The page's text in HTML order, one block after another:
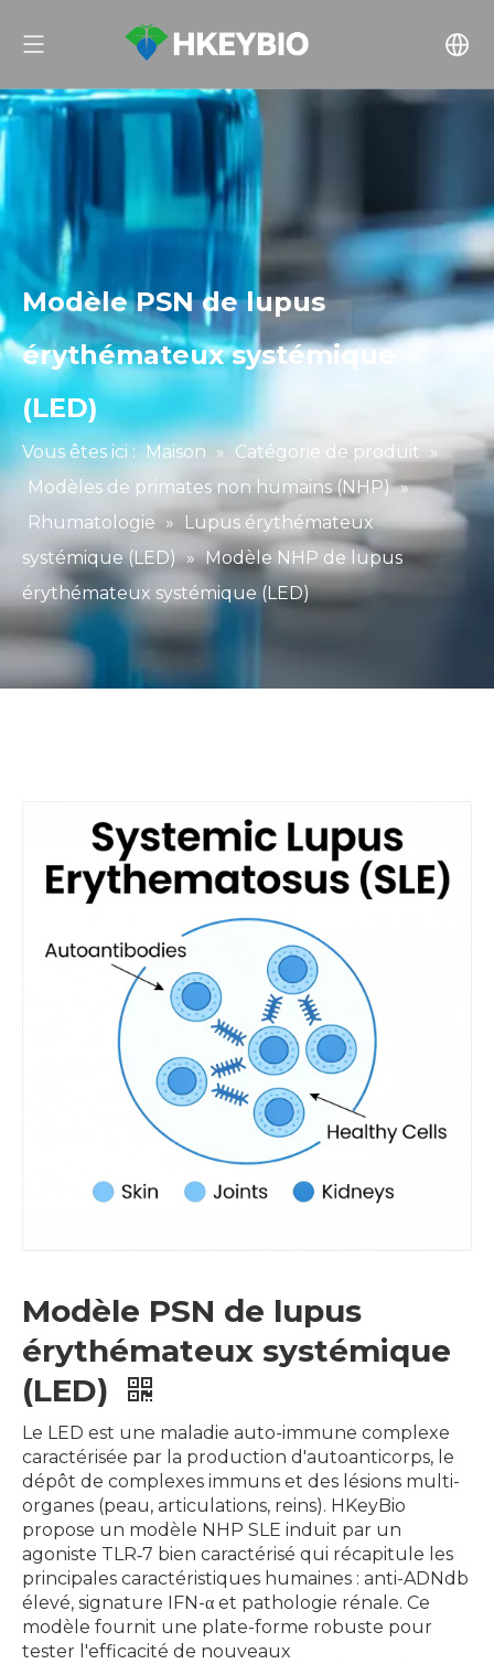
Modèle PSN de lupus
érythémateux systémique
(LED)
Vous êtes ici : Maison » Catégorie de produit »
Modèles de primates non humains (NHP) »
Rhumatologie »
Lupus érythémateux
systémique (LED) » Modèle NHP de lupus
érythémateux systémique (LED)
Modèle PSN de lupus
érythémateux systémique
(LED)
Le LED est une maladie auto-immune complexe
caractérisée par la production d'autoanticorps, le
dépôt de complexes immuns et des lésions multi-
organes (peau, articulations, reins). HKeyBio
propose un modèle NHP SLE induit par un
agoniste TLR‑7 bien caractérisé qui récapitule les
principales caractéristiques humaines : anti-ADNdb
élevé, signature IFN-α et pathologie rénale. Ce
modèle fournit une plate-forme robuste pour
tester l'efficacité de nouveaux